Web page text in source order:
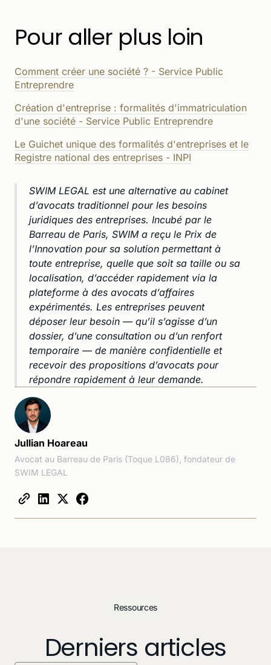
Pour aller plus loin
Comment créer une société ? - Service Public
Entreprendre
Création d'entreprise : formalités d'immatriculation
d'une société - Service Public Entreprendre
Le Guichet unique des formalités d'entreprises et le
Registre national des entreprises - INPI
SWIM LEGAL est une alternative au cabinet
d’avocats traditionnel pour les besoins
juridiques des entreprises. Incubé par le
Barreau de Paris, SWIM a reçu le Prix de
l’Innovation pour sa solution permettant à
toute entreprise, quelle que soit sa taille ou sa
localisation, d’accéder rapidement via la
plateforme à des avocats d’affaires
expérimentés. Les entreprises peuvent
déposer leur besoin — qu’il s’agisse d’un
dossier, d’une consultation ou d’un renfort
temporaire — de manière confidentielle et
recevoir des propositions d’avocats pour
répondre rapidement à leur demande.
Jullian Hoareau
Avocat au Barreau de Paris (Toque L086), fondateur de
SWIM LEGAL
Ressources
Derniers articles